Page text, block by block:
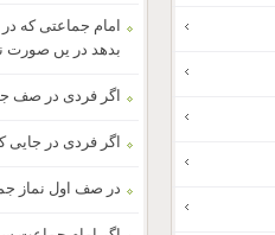
امام جماعتی که
بدھد در یں صورت
اگر فردی در صف
اگر فردی در جایی
در صف اول نماز